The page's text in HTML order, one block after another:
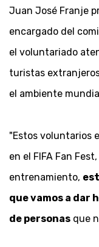
Juan José Franje
encargado del
el voluntariado
turistas
el ambiente
"Estos voluntarios
en el FIFA Fan
entrenamiento,
que vamos a dar
de personas que